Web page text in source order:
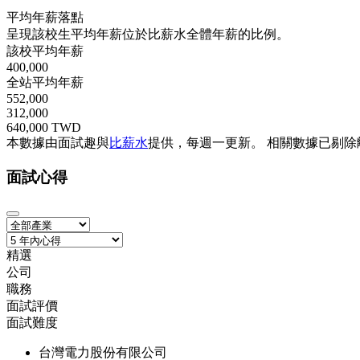
平均年薪落點
呈現該校生平均年薪位於比薪水全體年薪的比例。
該校平均年薪
400,000
全站平均年薪
552,000
312,000
640,000 TWD
本數據由面試趣與比薪水提供，每週一更新。 相關數據已剔除
面試心得
精選
公司
職務
面試評價
面試難度
台灣電力股份有限公司